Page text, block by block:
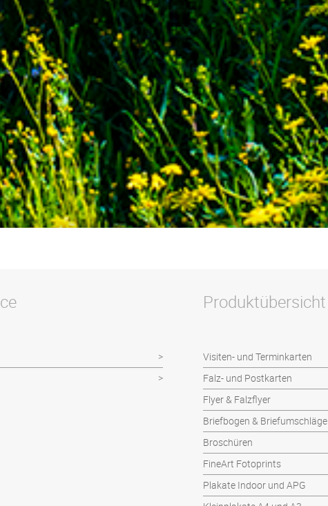
Produktübersicht
Visiten- und Terminkarten
Falz- und Postkarten
Flyer & Falzflyer
Briefbogen & Briefumschläge
Broschüren
FineArt Fotoprints
Plakate Indoor und APG